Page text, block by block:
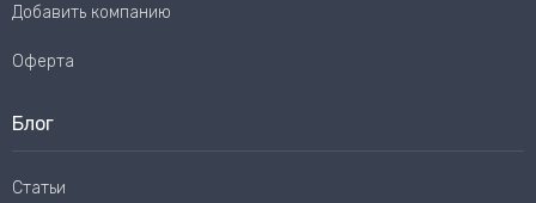
Добавить компанию
Оферта
Блог
Статьи